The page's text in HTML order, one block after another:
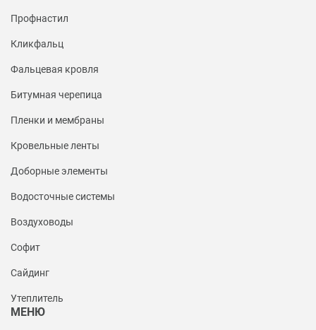
Профнастил
Кликфальц
Фальцевая кровля
Битумная черепица
Пленки и мембраны
Кровельные ленты
Доборные элементы
Водосточные системы
Воздуховоды
Софит
Сайдинг
Утеплитель
МЕНЮ